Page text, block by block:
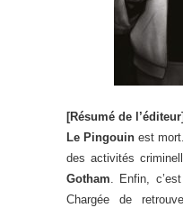
[Résumé de l’éditeur]
Le Pingouin est
des activités
Gotham. Enfin,
Chargée de